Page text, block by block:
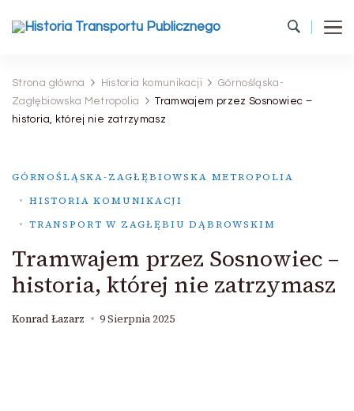
Strona główna Historia komunikacji
Górnośląska-
Zagłębiowska Metropolia
Tramwajem przez Sosnowiec –
historia, której nie zatrzymasz
GÓRNOŚLĄSKA-ZAGŁĘBIOWSKA METROPOLIA
HISTORIA KOMUNIKACJI
TRANSPORT W ZAGŁĘBIU DĄBROWSKIM
Tramwajem przez Sosnowiec –
historia, której nie zatrzymasz
Konrad Łazarz 9 Sierpnia 2025